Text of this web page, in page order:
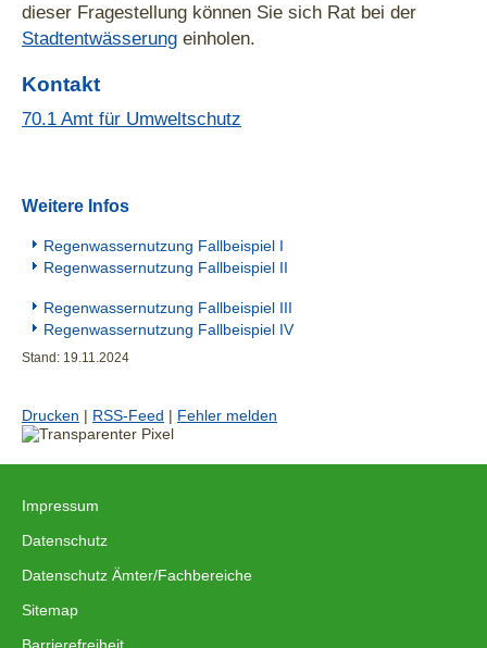
dieser Fragestellung können Sie sich Rat bei der
Stadtentwässerung einholen.
Kontakt
70.1 Amt für Umweltschutz
Weitere Infos
Regenwassernutzung Fallbeispiel I
Regenwassernutzung Fallbeispiel II
Regenwassernutzung Fallbeispiel III
Regenwassernutzung Fallbeispiel IV
Stand: 19.11.2024
Drucken | RSS-Feed | Fehler melden
Impressum
Datenschutz
Datenschutz Ämter/Fachbereiche
Sitemap